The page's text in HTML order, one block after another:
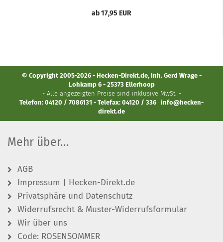
ab 17,95 EUR
© Copyright 2005-2026 - Hecken-Direkt.de, Inh. Gerd Wrage -
Lohkamp 6 - 25373 Ellerhoop
- Alle angezeigten Preise sind inklusive MwSt. -
Telefon: 04120 / 7086131 - Telefax: 04120 / 336 info@hecken-
direkt.de
Mehr über...
AGB
Impressum | Hecken-Direkt.de
Privatsphäre und Datenschutz
Widerrufsrecht & Muster-Widerrufsformular
Wir über uns
Code: ROSENSOMMER